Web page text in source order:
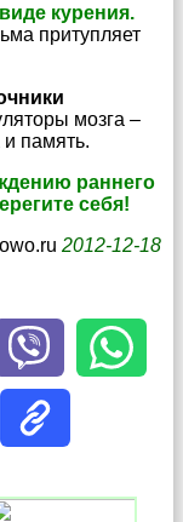
курения.
притупляет
мозга –
память.
раннего
себя!
2012-12-18